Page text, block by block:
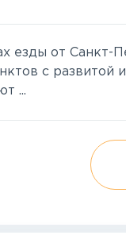
езды от Санкт-
с развитой
...